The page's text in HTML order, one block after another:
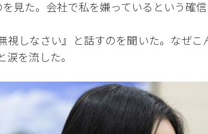
見た。会社で私を嫌っているという確信
視しなさい』と話すのを聞いた。なぜこ
を流した。